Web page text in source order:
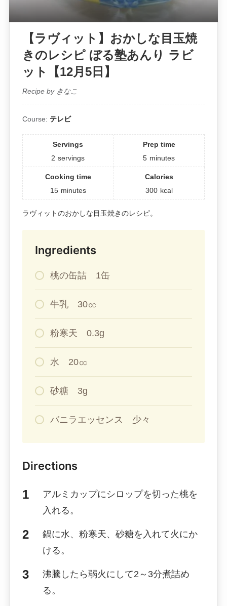
【ラヴィット】おかしな目玉焼
きのレシピ ぼる塾あんり ラビ
ット【12月5日】
Recipe by きなこ
Course: テレビ
Servings
2 servings
Prep time
5 minutes
Cooking time
15 minutes
Calories
300 kcal
ラヴィットのおかしな目玉焼きのレシピ。
Ingredients
桃の缶詰 1缶
牛乳 30㏄
粉寒天 0.3g
水 20㏄
砂糖 3g
バニラエッセンス 少々
Directions
アルミカップにシロップを切った桃を
入れる。
鍋に水、粉寒天、砂糖を入れて火にか
ける。
沸騰したら弱火にして2～3分煮詰め
る。